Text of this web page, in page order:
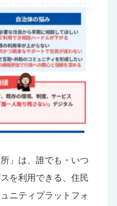
」は、誰でも・いつ
を利用できる、住民
ニティプラットフォ